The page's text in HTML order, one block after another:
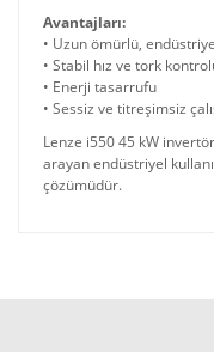
Avantajları:
• Uzun ömürlü, endüstriyel
• Stabil hız ve tork
• Enerji tasarrufu
• Sessiz ve titreşimsiz
Lenze i550 45 kW
arayan endüstriyel
çözümüdür.